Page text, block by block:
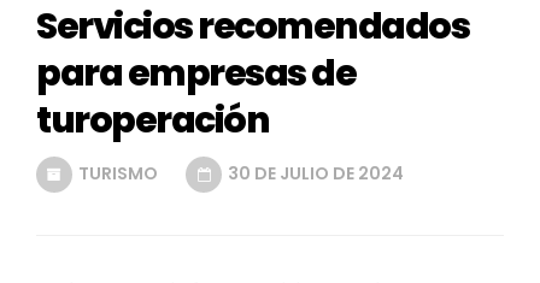
Servicios recomendados
para empresas de
turoperación
TURISMO 30 DE JULIO DE 2024